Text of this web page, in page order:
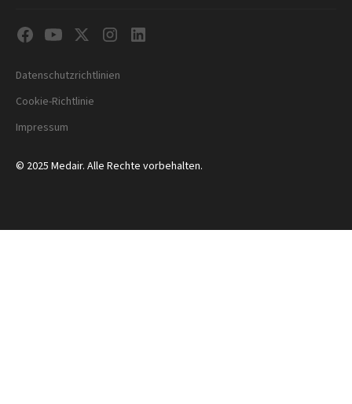
© 2025 Medair. Alle Rechte vorbehalten.
Datenschutzrichtlinien
Cookie-Richtlinie
Impressum